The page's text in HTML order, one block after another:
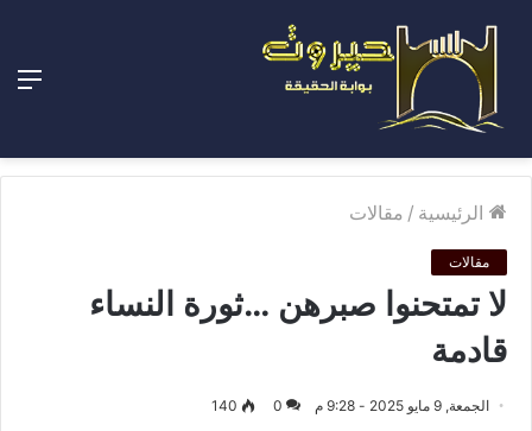
الرئيسية / مقالات
مقالات
لا تمتحنوا صبرهن …ثورة النساء
قادمة
الجمعة, 9 مايو 2025 - 9:28 م 0
140